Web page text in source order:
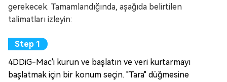
gerekecek. Tamamlandığında, aşağıda belirtilen
talimatları izleyin:
4DDiG-Mac'i kurun ve başlatın ve veri kurtarmayı
başlatmak için bir konum seçin. "Tara" düğmesine